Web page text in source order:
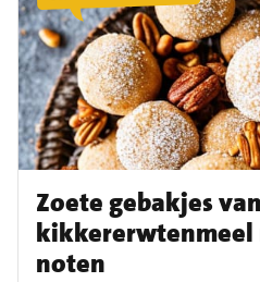
Zoete gebakjes van
kikkererwtenmeel
noten